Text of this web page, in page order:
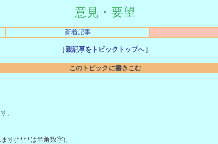
意見・要望
新着記事
[ 親記事をトピックトップへ]
このトピックに書きこむ
。
す(****は半角数字)。